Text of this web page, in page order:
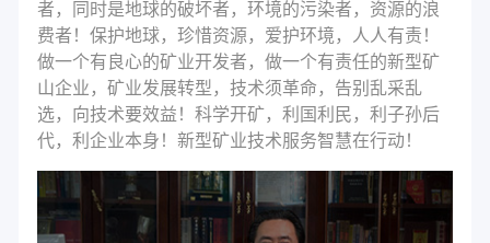
者，同时是地球的破坏者，环境的污染者，资源的浪
费者！保护地球，珍惜资源，爱护环境，人人有责！
做一个有良心的矿业开发者，做一个有责任的新型矿
山企业，矿业发展转型，技术须革命，告别乱采乱
选，向技术要效益！科学开矿，利国利民，利子孙后
代，利企业本身！新型矿业技术服务智慧在行动！